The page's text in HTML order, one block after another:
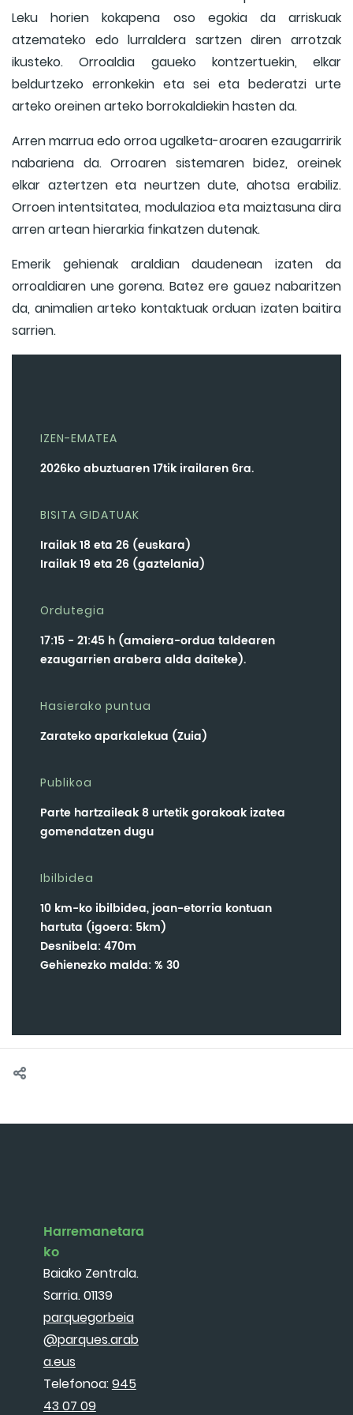
Leku horien kokapena oso egokia da arriskuak
atzemateko edo lurraldera sartzen diren arrotzak
ikusteko. Orroaldia gaueko kontzertuekin, elkar
beldurtzeko erronkekin eta sei eta bederatzi urte
arteko oreinen arteko borrokaldiekin hasten da.
Arren marrua edo orroa ugalketa-aroaren ezaugarririk
nabariena da. Orroaren sistemaren bidez, oreinek
elkar aztertzen eta neurtzen dute, ahotsa erabiliz.
Orroen intentsitatea, modulazioa eta maiztasuna dira
arren artean hierarkia finkatzen dutenak.
Emerik gehienak araldian daudenean izaten da
orroaldiaren une gorena. Batez ere gauez nabaritzen
da, animalien arteko kontaktuak orduan izaten baitira
sarrien.
IZEN-EMATEA
2026ko abuztuaren 17tik irailaren 6ra.
BISITA GIDATUAK
Irailak 18 eta 26 (euskara)
Irailak 19 eta 26 (gaztelania)
Ordutegia
17:15 - 21:45 h (amaiera-ordua taldearen
ezaugarrien arabera alda daiteke).
Hasierako puntua
Zarateko aparkalekua (Zuia)
Publikoa
Parte hartzaileak 8 urtetik gorakoak izatea
gomendatzen dugu
Ibilbidea
10 km-ko ibilbidea, joan-etorria kontuan
hartuta (igoera: 5km)
Desnibela: 470m
Gehienezko malda: % 30
Harremanetara
ko
Baiako Zentrala.
Sarria. 01139
parquegorbeia
@parques.arab
a.eus
Telefonoa:945
43 07 09